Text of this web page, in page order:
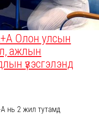
Олон улсын
ажлын
үзэсгэлэнд
нь 2 жил тутамд